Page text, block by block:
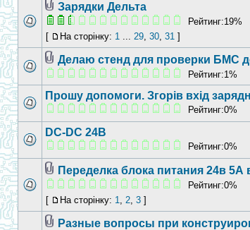
Зарядки Дельта
Рейтинг:19%
[
На сторінку: 1 ... 29, 30, 31 ]
Делаю стенд для проверки БМС
Рейтинг:1%
Прошу допомоги. Згорів вхід
Рейтинг:0%
DC-DC 24В
Рейтинг:0%
Переделка блока питания 24в 5А
Рейтинг:0%
[
На сторінку: 1, 2, 3 ]
Разные вопросы при